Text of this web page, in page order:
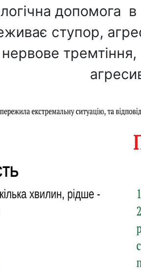
допомога
ступор,